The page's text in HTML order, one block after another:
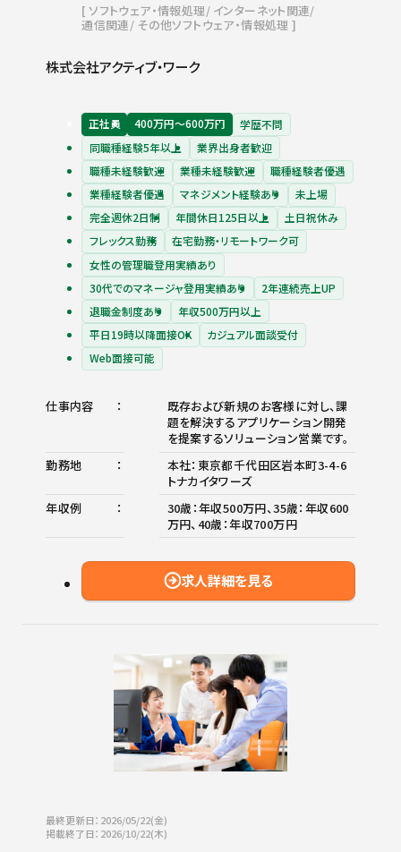
ソフトウェア・情報処理 インターネット関連
通信関連 その他ソフトウェア・情報処理
株式会社アクティブ・ワーク
正社員 400万円〜600万円
学歴不問
同職種経験5年以上
業界出身者歓迎
職種未経験歓迎
業種未経験歓迎
職種経験者優遇
業種経験者優遇
マネジメント経験あり
未上場
完全週休2日制
年間休日125日以上
土日祝休み
フレックス勤務
在宅勤務・リモートワーク可
女性の管理職登用実績あり
30代でのマネージャ登用実績あり
2年連続売上UP
退職金制度あり
年収500万円以上
平日19時以降面接OK
カジュアル面談受付
Web面接可能
仕事内容
既存および新規のお客様に対し、課
題を解決するアプリケーション開発
を提案するソリューション営業です。
勤務地
本社：東京都千代田区岩本町3-4-6
トナカイタワーズ
年収例
30歳：年収500万円、35歳：年収600
万円、40歳：年収700万円
求人詳細を見る
最終更新日：2026/05/22(金)
掲載終了日：2026/10/22(木)